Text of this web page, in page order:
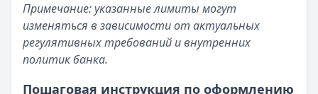
Примечание: указанные лимиты могут
изменяться в зависимости от актуальных
регулятивных требований и внутренних
политик банка.
Пошаговая инструкция по оформлению